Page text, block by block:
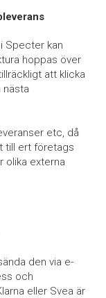
Specter kan
hoppas över
att klicka
nästa
etc, då
till ert företags
olika externa
den via e-
och
eller Svea är